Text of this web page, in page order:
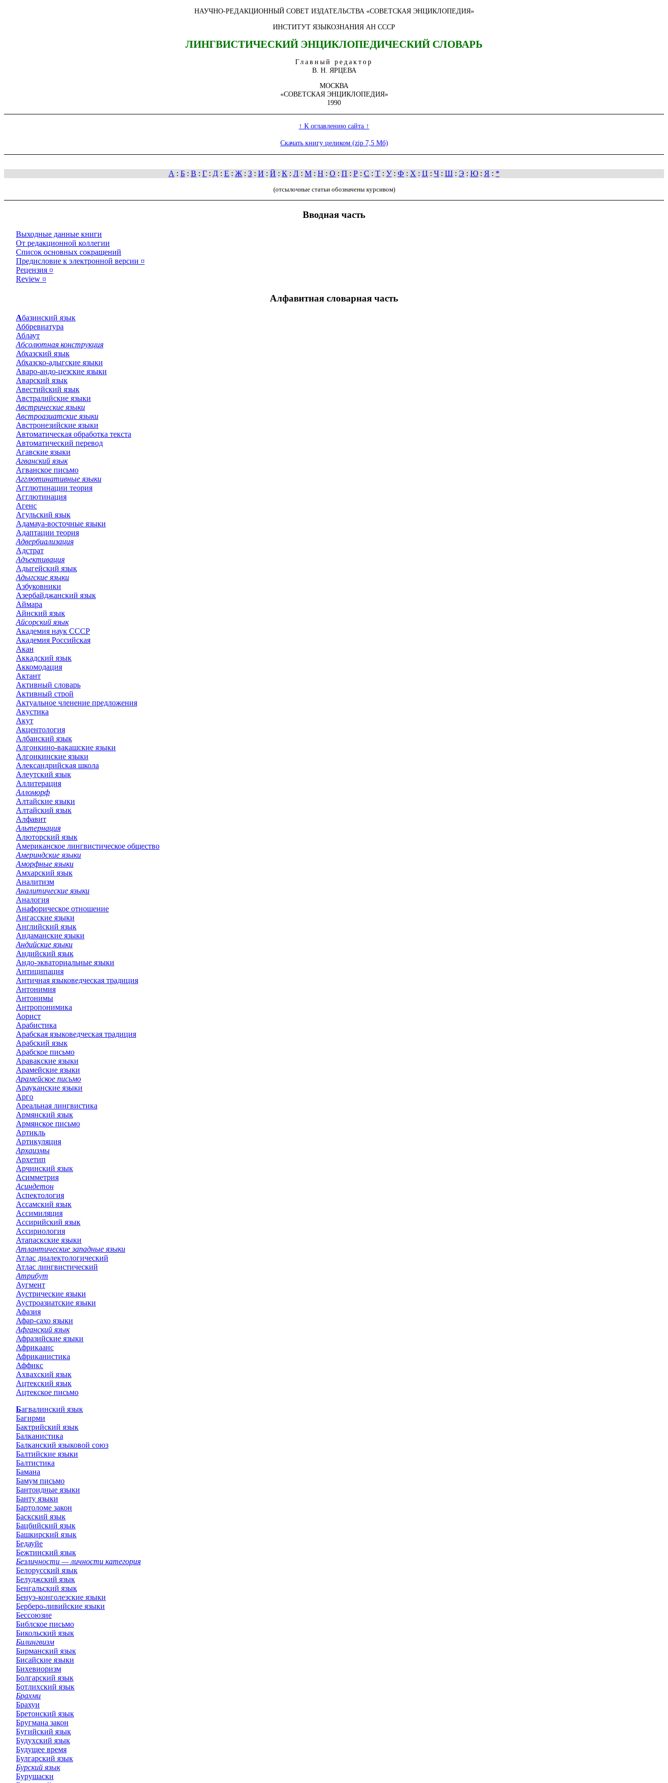
НАУЧНО-РЕДАКЦИОННЫЙ СОВЕТ ИЗДАТЕЛЬСТВА «СОВЕТСКАЯ ЭНЦИКЛОПЕДИЯ»
ИНСТИТУТ ЯЗЫКОЗНАНИЯ АН СССР
ЛИНГВИСТИЧЕСКИЙ ЭНЦИКЛОПЕДИЧЕСКИЙ СЛОВАРЬ
Главный редактор
В. Н. ЯРЦЕВА
МОСКВА
«СОВЕТСКАЯ ЭНЦИКЛОПЕДИЯ»
1990
↑ К оглавлению сайта ↑
Скачать книгу целиком (zip 7,5 Мб)
А : Б : В : Г : Д : Е : Ж : З : И : Й : К : Л : М : Н : О : П : Р : С : Т : У: Ф : Х : Ц : Ч : Ш : Э : Ю : Я : *
(отсылочные статьи обозначены курсивом)
Вводная часть
Выходные данные книги
От редакционной коллегии
Список основных сокращений
Предисловие к электронной версии ¤
Рецензия ¤
Review ¤
Алфавитная словарная часть
Абазинский язык
Аббревиатура
Аблаут
Абсолютная конструкция
Абхазский язык
Абхазско-адыгские языки
Аваро-андо-цезские языки
Аварский язык
Авестийский язык
Австралийские языки
Австрические языки
Австроазиатские языки
Австронезийские языки
Автоматическая обработка текста
Автоматический перевод
Агавские языки
Агванский язык
Агванское письмо
Агглютинативные языки
Агглютинации теория
Агглютинация
Агенс
Агульский язык
Адамауа-восточные языки
Адаптации теория
Адвербиализация
Адстрат
Адъективация
Адыгейский язык
Адыгские языки
Азбуковники
Азербайджанский язык
Аймара
Айнский язык
Айсорский язык
Академия наук СССР
Академия Российская
Акан
Аккадский язык
Аккомодация
Актант
Активный словарь
Активный строй
Актуальное членение предложения
Акустика
Акут
Акцентология
Албанский язык
Алгонкино-вакашские языки
Алгонкинские языки
Александрийская школа
Алеутский язык
Аллитерация
Алломорф
Алтайские языки
Алтайский язык
Алфавит
Альтернация
Алюторский язык
Американское лингвистическое общество
Америндские языки
Аморфные языки
Амхарский язык
Аналитизм
Аналитические языки
Аналогия
Анафорическое отношение
Ангасские языки
Английский язык
Андаманские языки
Андийские языки
Андийский язык
Андо-экваториальные языки
Антиципация
Античная языковедческая традиция
Антонимия
Антонимы
Антропонимика
Аорист
Арабистика
Арабская языковедческая традиция
Арабский язык
Арабское письмо
Аравакские языки
Арамейские языки
Арамейское письмо
Арауканские языки
Арго
Ареальная лингвистика
Армянский язык
Армянское письмо
Артикль
Артикуляция
Архаизмы
Архетип
Арчинский язык
Асимметрия
Асиндетон
Аспектология
Ассамский язык
Ассимиляция
Ассирийский язык
Ассириология
Атапаскские языки
Атлантические западные языки
Атлас диалектологический
Атлас лингвистический
Атрибут
Аугмент
Аустрические языки
Аустроазиатские языки
Афазия
Афар-сахо языки
Афганский язык
Афразийские языки
Африкаанс
Африканистика
Аффикс
Ахвахский язык
Ацтекский язык
Ацтекское письмо
Багвалинский язык
Багирми
Бактрийский язык
Балканистика
Балканский языковой союз
Балтийские языки
Балтистика
Бамана
Бамум письмо
Бантоидные языки
Банту языки
Бартоломе закон
Баскский язык
Бацбийский язык
Башкирский язык
Бедауйе
Бежтинский язык
Безличности — личности категория
Белорусский язык
Белуджский язык
Бенгальский язык
Бенуэ-конголезские языки
Берберо-ливийские языки
Бессоюзие
Библское письмо
Бикольский язык
Билингвизм
Бирманский язык
Бисайские языки
Бихевиоризм
Болгарский язык
Ботлихский язык
Брахми
Брахуи
Бретонский язык
Бругмана закон
Бугийский язык
Будухский язык
Будущее время
Булгарский язык
Бурский язык
Бурушаски